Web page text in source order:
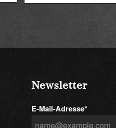
Newsletter
E-Mail-Adresse*